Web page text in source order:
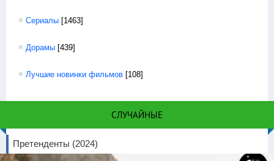
Сериалы [1463]
Дорамы [439]
Лучшие новинки фильмов [108]
СЛУЧАЙНЫЕ
Претенденты (2024)
Просмотров 4878 | Скачано 0